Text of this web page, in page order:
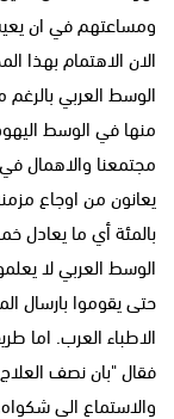
ومساعتهم في ان
الان الاهتمام بهذا
الوسط العربي
منها في الوسط
مجتمعنا والاهمال
بالمئة أي ما يعادل
الوسط العربي لا
حتى يقوموا
الاطباء العرب. اما
فقال "بان نصف
والاستماع الى